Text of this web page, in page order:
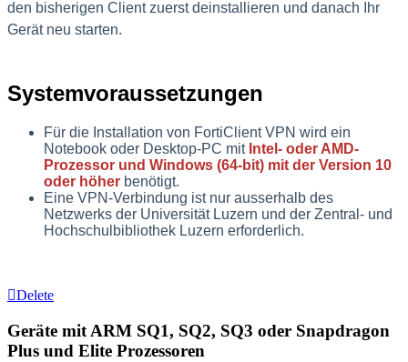
den bisherigen Client zuerst deinstallieren und danach Ihr
Gerät neu starten.
Systemvoraussetzungen
Für die Installation von FortiClient VPN wird ein
Notebook oder Desktop-PC mit Intel- oder AMD-
Prozessor und Windows (64-bit) mit der Version 10
oder höher benötigt.
Eine VPN-Verbindung ist nur ausserhalb des
Netzwerks der Universität Luzern und der Zentral- und
Hochschulbibliothek Luzern erforderlich.
Delete
Geräte mit ARM SQ1, SQ2, SQ3 oder Snapdragon
Plus und Elite Prozessoren